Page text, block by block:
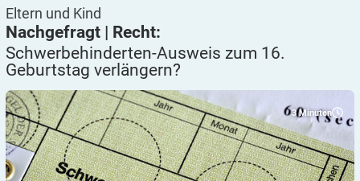
Eltern und Kind
Nachgefragt | Recht:
Schwerbehinderten-Ausweis zum 16.
Geburtstag verlängern?
3 Minuten